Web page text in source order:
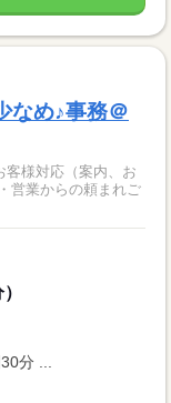
なめ♪事務＠
営業からの頼まれご
分 ...